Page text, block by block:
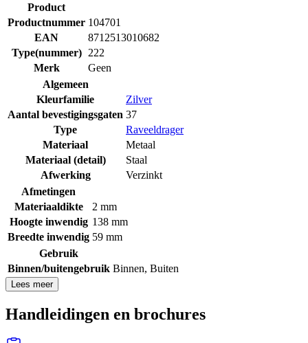
Product
Productnummer 104701
EAN
8712513010682
Type(nummer)
222
Merk
Geen
Algemeen
Kleurfamilie
Zilver
Aantal bevestigingsgaten 37
Type
Raveeldrager
Materiaal
Metaal
Materiaal (detail)
Staal
Afwerking
Verzinkt
Afmetingen
Materiaaldikte
2 mm
Hoogte inwendig 138 mm
Breedte inwendig 59 mm
Gebruik
Binnen/buitengebruik Binnen, Buiten
Lees meer
Handleidingen en brochures